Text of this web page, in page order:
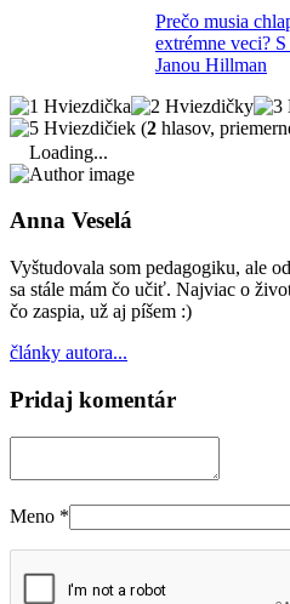
Prečo musia
extrémne veci?
Janou Hillman
(2 hlasov,
Loading...
Anna Veselá
Vyštudovala som pedagogiku, ale
sa stále mám čo učiť. Najviac o
čo zaspia, už aj píšem :)
články autora...
Pridaj komentár
Meno *